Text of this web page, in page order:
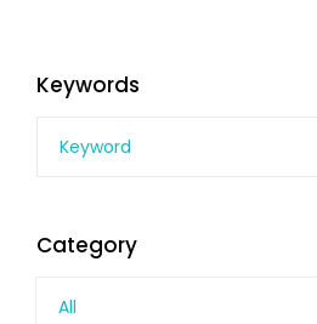
Keywords
Category
All